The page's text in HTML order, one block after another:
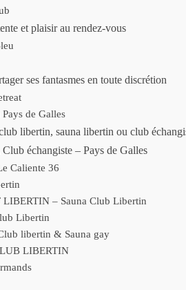
et plaisir au rendez-vous
ses fantasmes en toute discrétion
de Galles
libertin, sauna libertin ou club
échangiste – Pays de Galles
Caliente 36
LIBERTIN – Sauna Club Libertin
Libertin
libertin & Sauna gay
LIBERTIN